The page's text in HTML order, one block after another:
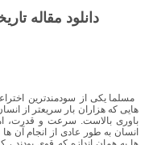
دانلود مقاله
مسلما یکی از سودمندترین
هایی که هزاران بار سریعتر از
باوری بالاست. سرعت و قدرت،
انسان به طور عادی از انجام آن